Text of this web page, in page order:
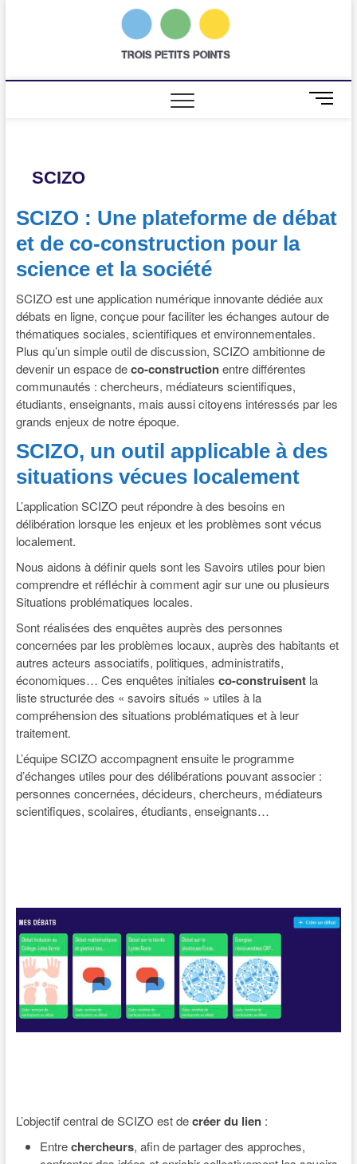
points M
t
SCIZO
SCIZO : Une plateforme de débat
et de co-construction pour la
science et la société
SCIZO est une application numérique innovante dédiée aux
débats en ligne, conçue pour faciliter les échanges autour de
thématiques sociales, scientifiques et environnementales.
Plus qu’un simple outil de discussion, SCIZO ambitionne de
devenir un espace deco-constructionentre différentes
communautés : chercheurs, médiateurs scientifiques,
étudiants, enseignants, mais aussi citoyens intéressés par les
grands enjeux de notre époque.
SCIZO, un outil applicable à des
situations vécues localement
L’application SCIZO peut répondre à des besoins en
délibération lorsque les enjeux et les problèmes sont vécus
localement.
Nous aidons à définir quels sont les Savoirs utiles pour bien
comprendre et réfléchir à comment agir sur une ou plusieurs
Situations problématiques locales.
Sont réalisées des enquêtes auprès des personnes
concernées par les problèmes locaux, auprès des habitants et
autres acteurs associatifs, politiques, administratifs,
économiques… Ces enquêtes initiales co-construisentla
liste structurée des « savoirs situés » utiles à la
compréhension des situations problématiques et à leur
traitement.
L’équipe SCIZO accompagnent ensuite le programme
d’échanges utiles pour des délibérations pouvant associer :
personnes concernées, décideurs, chercheurs, médiateurs
scientifiques, scolaires, étudiants, enseignants…
L’objectif central de SCIZO est decréer du lien:
Entrechercheurs, afin de partager des approches,